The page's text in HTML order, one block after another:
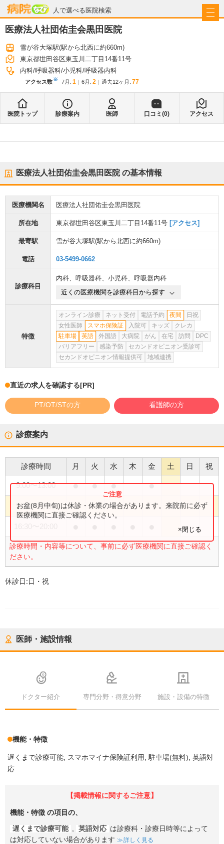
人で選べる医院検索
病院なび
医療法人社団佑圭会黒田医院
雪が谷大塚駅(駅から北西に約660m)
東京都世田谷区東玉川二丁目14番11号
内科 呼吸器科 小児科 呼吸器内科
アクセス数※ 7月 : 1 6月 : 2 過去12ヶ月: 77
医院トップ 診療案内 医師 口コミ(0) アクセス
医療法人社団佑圭会黒田医院の基本情報
医療機関名 医療法人社団佑圭会黒田医院
所在地 東京都世田谷区東玉川二丁目14番11号 [アクセス]
最寄駅 雪が谷大塚駅(駅から北西に約660m)
電話 03-5499-0662
診療科目
内科、 呼吸器科、 小児科、 呼吸器内科
近くの医療機関を診療科目から探す
特徴
オンライン診療 ネット受付 電話予約 夜間
日祝
女性医師
スマホ保険証 入院可 キッズ
クレカ
駐車場
英語 外国語 大病院 がん 在宅 訪問
DPC
バリアフリー
感染予防
セカンドオピニオン受診可
セカンドオピニオン情報提供可
地域連携
直近の求人を確認する[PR]
PT/OT/STの方 看護師の方
診療案内
診療時間 月 火 水 木 金 土 日 祝
9:00〜13:00 ● ● ● ●
9:00〜13:30 ●
診療時間・内容等について、事前に必ず医療機関に直接ご確認く
ださい。
お盆(8月中旬)は休診・休業の場合があります。来院前に必ず
医療機関に直接ご確認ください。
×閉じる
休診日:日・祝
医師・施設情報
ドクター紹介 専門分野・得意分野 施設・設備の特徴
機能・特徴
遅くまで診療可能 スマホマイナ保険証利用 駐車場(無料) 英語対
応
【掲載情報に関するご注意】
機能・特徴 の項目の、
遅くまで診療可能 英語対応 は診療科・診療日時等によって
は対応していない場合があります
詳しく見る